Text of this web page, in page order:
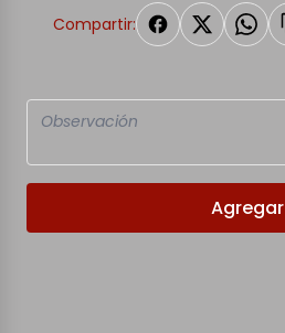
Compartir:
Agregar